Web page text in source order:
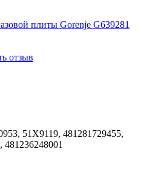
плиты Gorenje G639281
отзыв
51X9119, 481281729455,
481236248001